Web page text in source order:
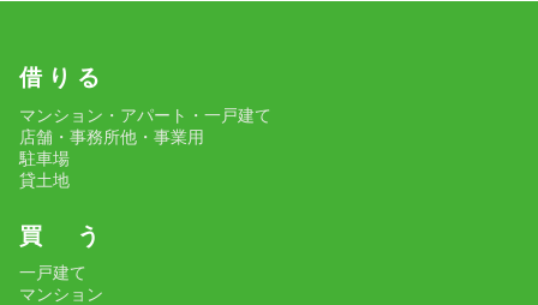
借 り る
マンション・アパート・一戸建て
店舗・事務所他・事業用
駐車場
貸土地
買 う
一戸建て
マンション